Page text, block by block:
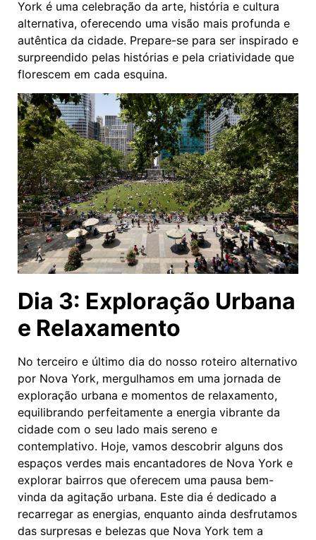
York é uma celebração da arte, história e cultura
alternativa, oferecendo uma visão mais profunda e
autêntica da cidade. Prepare-se para ser inspirado e
surpreendido pelas histórias e pela criatividade que
florescem em cada esquina.
Dia 3: Exploração Urbana
e Relaxamento
No terceiro e último dia do nosso roteiro alternativo
por Nova York, mergulhamos em uma jornada de
exploração urbana e momentos de relaxamento,
equilibrando perfeitamente a energia vibrante da
cidade com o seu lado mais sereno e
contemplativo. Hoje, vamos descobrir alguns dos
espaços verdes mais encantadores de Nova York e
explorar bairros que oferecem uma pausa bem-
vinda da agitação urbana. Este dia é dedicado a
recarregar as energias, enquanto ainda desfrutamos
das surpresas e belezas que Nova York tem a